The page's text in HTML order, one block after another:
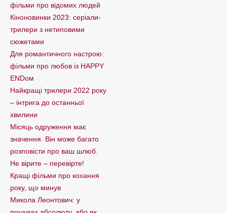
фільми про відомих людей
Кіноновинки 2023: серіали-
трилери з нетиповими
сюжетами
Для романтичного настрою:
фільми про любов із HAPPY
ENDом
Найкращі трилери 2022 року
– інтрига до останньої
хвилини
Місяць одруження має
значення. Він може багато
розповісти про ваш шлюб.
Не вірите – перевірте!
Кращі фільми про кохання
року, що минув
Микола Леонтович: у